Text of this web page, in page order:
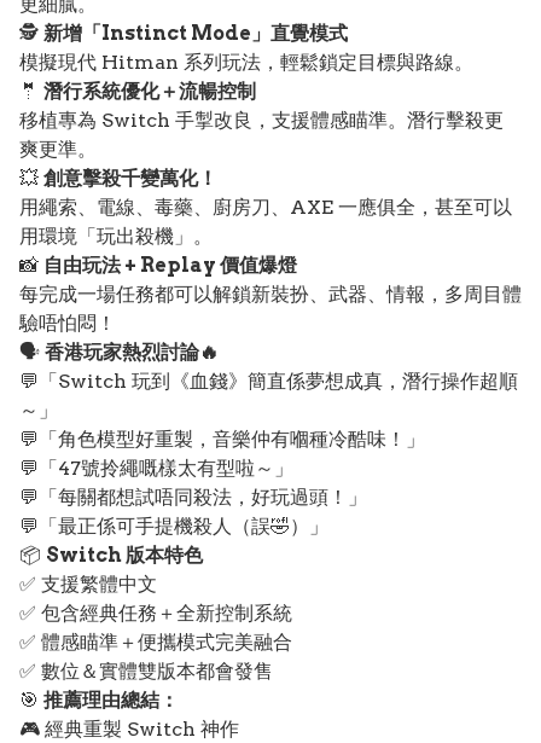
更細膩。
🕵️ 新增「Instinct Mode」直覺模式
模擬現代 Hitman 系列玩法，輕鬆鎖定目標與路線。
🤵 潛行系統優化＋流暢控制
移植專為 Switch 手掣改良，支援體感瞄準。潛行擊殺更
爽更準。
💥 創意擊殺千變萬化！
用繩索、電線、毒藥、廚房刀、AXE 一應俱全，甚至可以
用環境「玩出殺機」。
📸 自由玩法 + Replay 價值爆燈
每完成一場任務都可以解鎖新裝扮、武器、情報，多周目體
驗唔怕悶！
🗣️ 香港玩家熱烈討論🔥
💬「Switch 玩到《血錢》簡直係夢想成真，潛行操作超順
～」
💬「角色模型好重製，音樂仲有嗰種冷酷味！」
💬「47號拎繩嘅樣太有型啦～」
💬「每關都想試唔同殺法，好玩過頭！」
💬「最正係可手提機殺人（誤🤣）」
📦 Switch 版本特色
✅ 支援繁體中文
✅ 包含經典任務＋全新控制系統
✅ 體感瞄準＋便攜模式完美融合
✅ 數位＆實體雙版本都會發售
🎯 推薦理由總結：
🎮 經典重製 Switch 神作